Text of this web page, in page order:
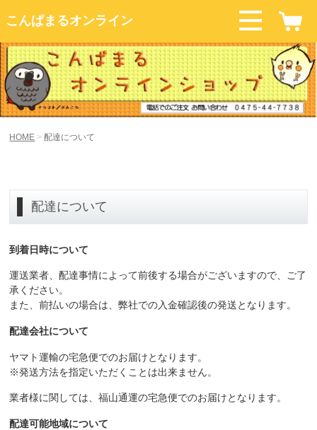
こんぱまるオンライン
HOME 配達について
配達について
到着日時について
運送業者、配達事情によって前後する場合がございますので、ご了
承ください。
また、前払いの場合は、弊社での入金確認後の発送となります。
配達会社について
ヤマト運輸の宅急便でのお届けとなります。
※発送方法を指定いただくことは出来ません。
業者様に関しては、福山通運の宅急便でのお届けとなります。
配達可能地域について